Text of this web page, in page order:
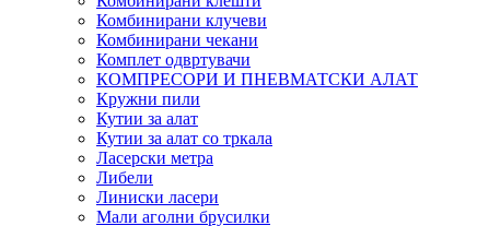
Комбинирани клучеви
Комбинирани чекани
Комплет одвртувачи
КОМПРЕСОРИ И ПНЕВМАТСКИ АЛАТ
Кружни пили
Кутии за алат
Кутии за алат со тркала
Ласерски метра
Либели
Линиски ласери
Мали аголни брусилки